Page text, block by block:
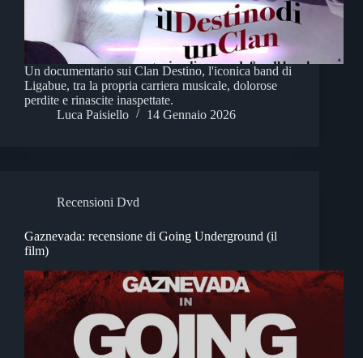
Un documentario sui Clan Destino, l'iconica band di
Ligabue, tra la propria carriera musicale, dolorose
perdite e rinascite inaspettate.
Luca Paisiello
14 Gennaio 2026
Recensioni Dvd
Gaznevada: recensione di Going Underground (il
film)